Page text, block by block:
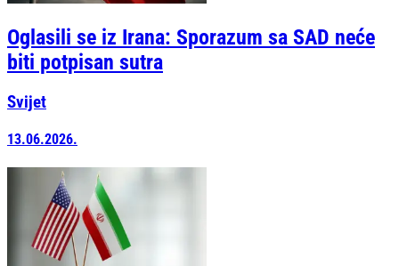
Oglasili se iz Irana: Sporazum sa SAD neće
biti potpisan sutra
Svijet
13.06.2026.